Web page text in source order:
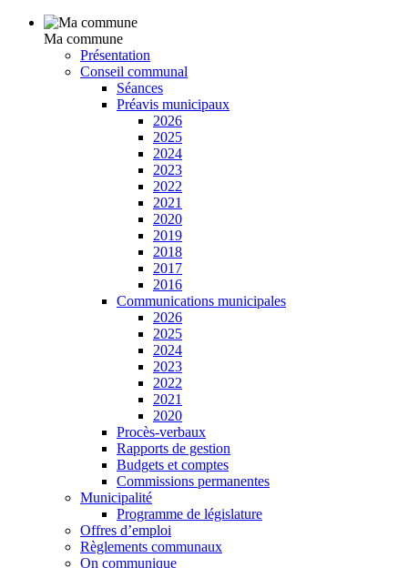
Ma commune
Présentation
Conseil communal
Séances
Préavis municipaux
2026
2025
2024
2023
2022
2021
2020
2019
2018
2017
2016
Communications municipales
2026
2025
2024
2023
2022
2021
2020
Procès-verbaux
Rapports de gestion
Budgets et comptes
Commissions permanentes
Municipalité
Programme de législature
Offres d’emploi
Règlements communaux
On communique